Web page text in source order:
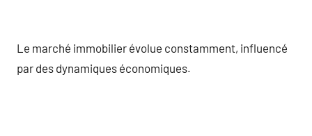
Le marché immobilier évolue constamment, influencé
par des dynamiques économiques.